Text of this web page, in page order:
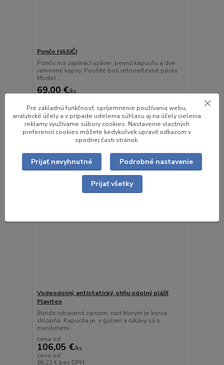
Pončo HASIČI
Pončo má zapínací uzáver, pevnú kapucňu a dve
ramenné kapsy. Použité boli retroreflexné pásky.
Model...
69,00 €/ks
Zvoliť variant
Vodeodolný, antistatický, ohňu odolný plášť
Plavitex
Bunda vybavená zipsom, nad ktorým je krycia
chlopňa. Kapucňa je v golieri a rukávy sú s
manžetami ...
cena od
106,05 €/ks
cena od
86,22 € bez DPH
Pre základnú funkčnosť, spríjemnenie používania webu,
analytické účely a v prípade udelenia súhlasu aj na účely cielenia
reklamy využívame súbory cookies. Nastavenie vlastných
preferencií cookies môžete kedykoľvek upraviť odkazom v
spodnej časti stránok.
Prijať nevyhnutné Podrobné nastavenie
Prijať všetky